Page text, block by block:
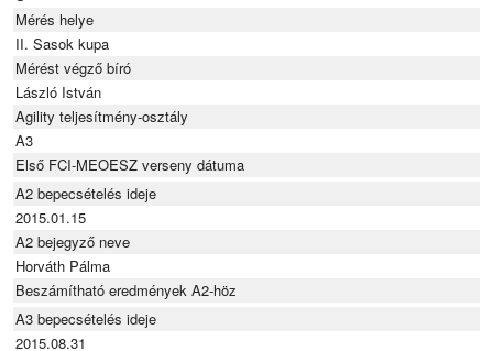
Mérés helye
II. Sasok kupa
Mérést végző bíró
László István
Agility teljesítmény-osztály
A3
Első FCI-MEOESZ verseny dátuma
A2 bepecsételés ideje
2015.01.15
A2 bejegyző neve
Horváth Pálma
Beszámítható eredmények A2-höz
A3 bepecsételés ideje
2015.08.31